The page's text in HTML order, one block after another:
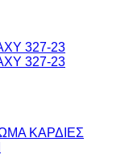
ΚΑΡΔΙΕΣ